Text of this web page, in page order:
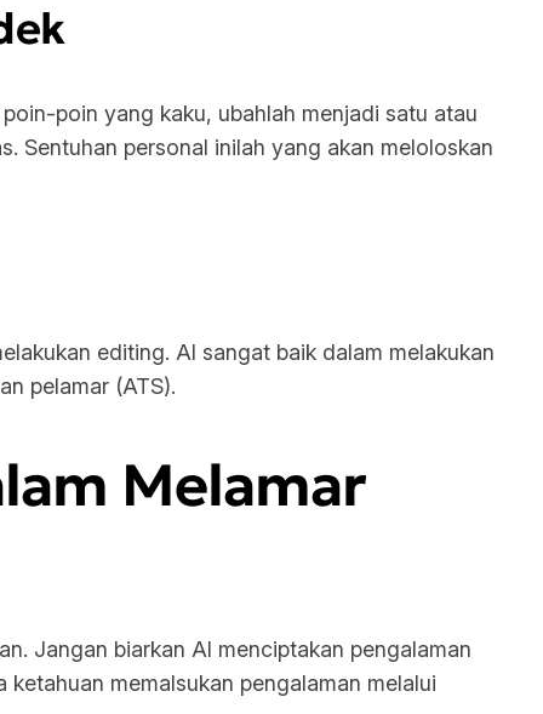
poin yang kaku, ubahlah menjadi satu atau
Sentuhan personal inilah yang akan meloloskan
editing. AI sangat baik dalam melakukan
pelamar (ATS).
Melamar
Jangan biarkan AI menciptakan pengalaman
memalsukan pengalaman melalui